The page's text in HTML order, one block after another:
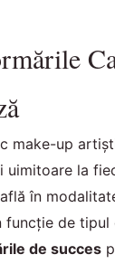
make-up
uimitoare la
în
funcție de tipul
de succes